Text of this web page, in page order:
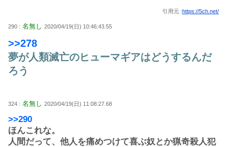
引用元 :https://5ch.net/
290 : 名無し 2020/04/19(日) 10:46:43.55
>>278
夢が人類滅亡のヒューマギアはどうするんだ
ろう
324 : 名無し 2020/04/19(日) 11:08:27.68
>>290
ほんこれな。
人間だって、他人を痛めつけて喜ぶ奴とか猟奇殺人犯